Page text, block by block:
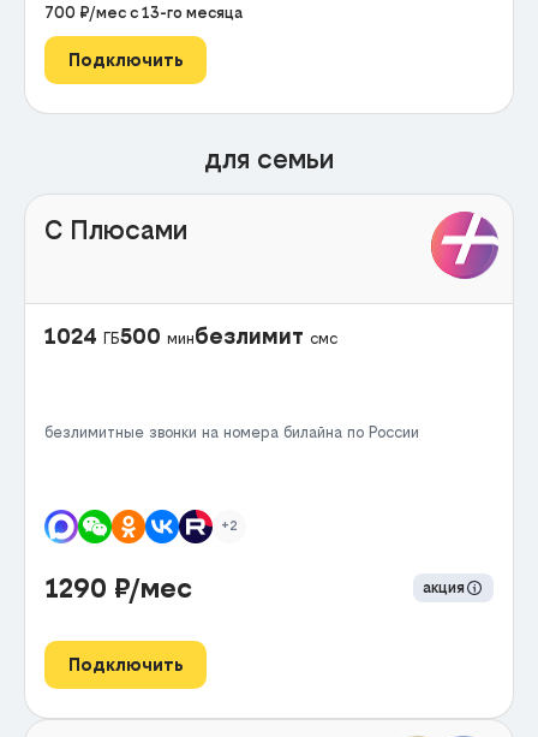
700 ₽/мес с 13-го месяца
Подключить
для семьи
С Плюсами
1024 ГБ500 минбезлимит смс
безлимитные звонки на номера билайна по России
+2
1290 ₽/мес акция
Подключить